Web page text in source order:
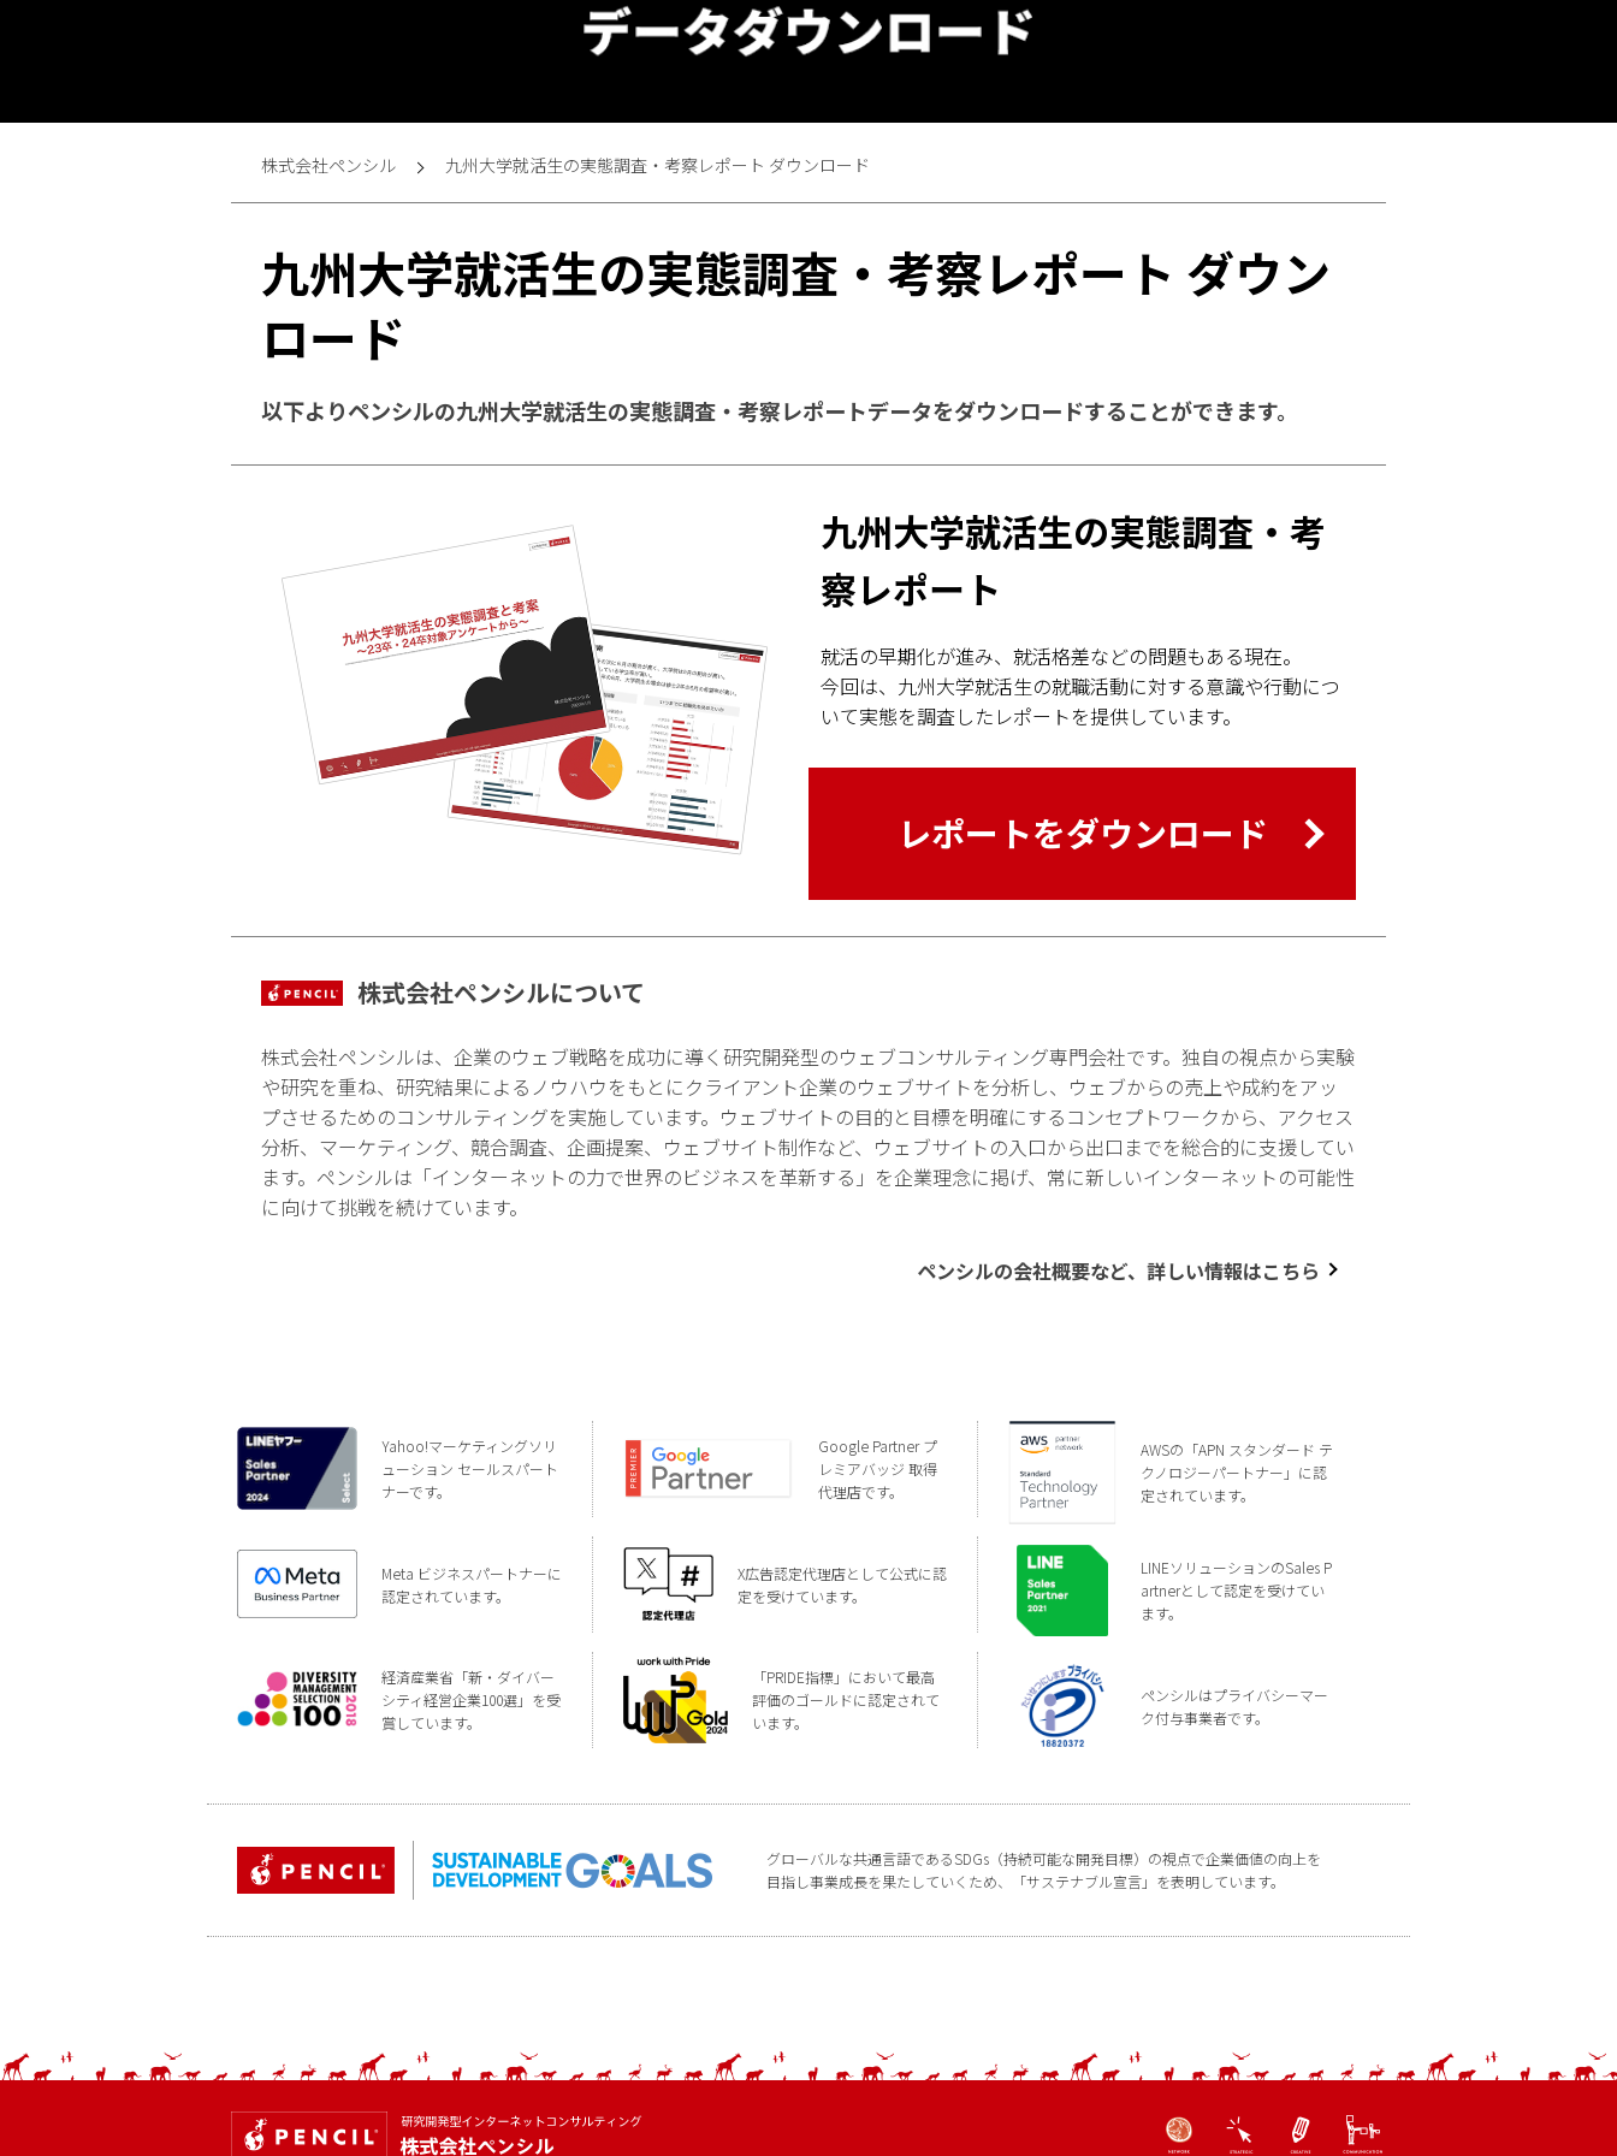
株式会社ペンシル 九州大学就活生の実態調査・考察レポート ダウンロード
九州大学就活生の実態調査・考察レポート ダウン
ロード
以下よりペンシルの九州大学就活生の実態調査・考察レポートデータをダウンロードすることができます。
九州大学就活生の実態調査・考
察レポート
就活の早期化が進み、就活格差などの問題もある現在。
今回は、九州大学就活生の就職活動に対する意識や行動につ
いて実態を調査したレポートを提供しています。
レポートをダウンロード
株式会社ペンシルについて
株式会社ペンシルは、企業のウェブ戦略を成功に導く研究開発型のウェブコンサルティング専門会社です。独自の視点から実験
や研究を重ね、研究結果によるノウハウをもとにクライアント企業のウェブサイトを分析し、ウェブからの売上や成約をアッ
プさせるためのコンサルティングを実施しています。ウェブサイトの目的と目標を明確にするコンセプトワークから、アクセス
分析、マーケティング、競合調査、企画提案、ウェブサイト制作など、ウェブサイトの入口から出口までを総合的に支援してい
ます。ペンシルは「インターネットの力で世界のビジネスを革新する」を企業理念に掲げ、常に新しいインターネットの可能性
に向けて挑戦を続けています。
ペンシルの会社概要など、詳しい情報はこちら
Yahoo!マーケティングソリ
ューション セールスパート
ナーです。
Google Partner プ
レミアバッジ 取得
代理店です。
AWSの「APN スタンダード テ
クノロジーパートナー」に認
定されています。
Meta ビジネスパートナーに
認定されています。
X広告認定代理店として公式に認
定を受けています。
LINEソリューションのSales P
artnerとして認定を受けてい
ます。
経済産業省「新・ダイバー
シティ経営企業100選」を受
賞しています。
「PRIDE指標」において最高
評価のゴールドに認定されて
います。
ペンシルはプライバシーマー
ク付与事業者です。
グローバルな共通言語であるSDGs（持続可能な開発目標）の視点で企業価値の向上を
目指し事業成長を果たしていくため、「サステナブル宣言」を表明しています。